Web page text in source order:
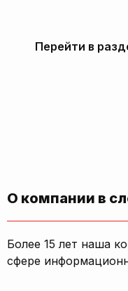
Перейти в
О компании в
Более 15 лет наша
сфере